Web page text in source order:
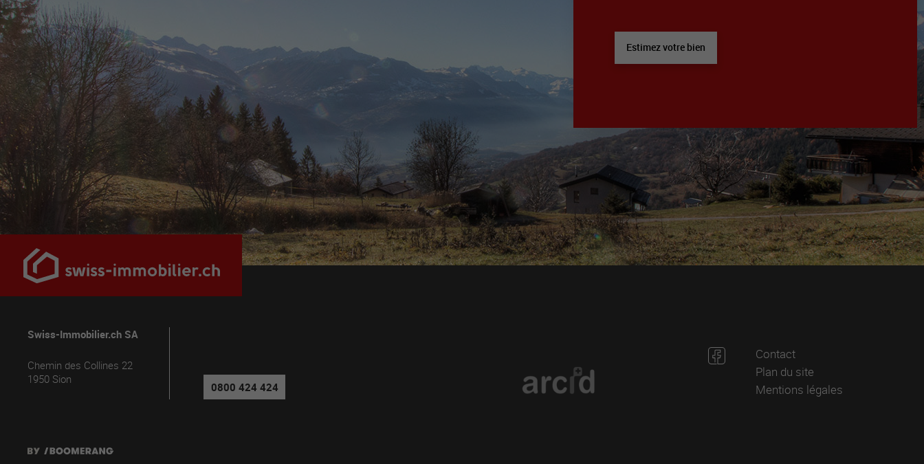
Estimez votre bien
Swiss-Immobilier.ch SA
Chemin des Collines 22
1950 Sion
0800 424 424
Contact
Plan du site
Mentions légales